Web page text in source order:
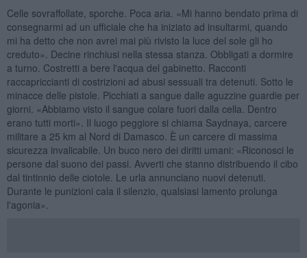
Celle sovraffollate, sporche. Poca aria. «Mi hanno bendato prima di
consegnarmi ad un ufficiale che ha iniziato ad insultarmi, quando
mi ha detto che non avrei mai più rivisto la luce del sole gli ho
creduto». Decine rinchiusi nella stessa stanza. Obbligati a dormire
a turno. Costretti a bere l'acqua del gabinetto. Racconti
raccapriccianti di costrizioni ad abusi sessuali tra detenuti. Sotto le
minacce delle pistole. Picchiati a sangue dalle aguzzine guardie per
giorni. «Abbiamo visto il sangue colare fuori dalla cella. Dentro
erano tutti morti». Il luogo peggiore si chiama Saydnaya, carcere
militare a 25 km al Nord di Damasco. È un carcere di massima
sicurezza invalicabile. Un buco nero dei diritti umani: «Riconosci le
persone dal suono dei passi. Avverti che stanno distribuendo il cibo
dal tintinnio delle ciotole. Le urla annunciano nuovi detenuti.
Durante le punizioni cala il silenzio, qualsiasi lamento prolunga
l'agonia».